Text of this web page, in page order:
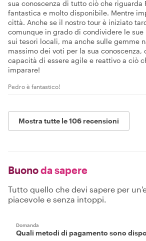
sua conoscenza di tutto ciò che riguarda
fantastica e molto disponibile. Mentre
città. Anche se il nostro tour è iniziato
comunque in grado di condividere le sue
sui tesori locali, ma anche sulle gemme
massimo dei voti per la sua conoscenza,
capacità di essere agile e reattivo a ciò
imparare!
Pedro è fantastico!
Mostra tutte le 106 recensioni
Buonoda sapere
Tutto quello che devi sapere per
piacevole e senza intoppi.
Domanda
Quali metodi di pagamento sono